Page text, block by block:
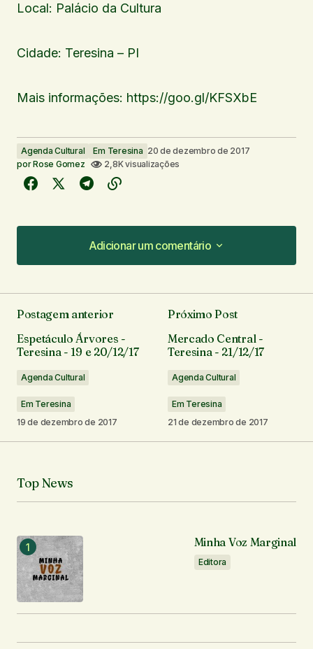
Local: Palácio da Cultura
Cidade: Teresina – PI
Mais informações: https://goo.gl/KFSXbE
Agenda Cultural Em Teresina 20 de dezembro de 2017
porRose Gomez 2,8K visualizações
Adicionar um comentário
Adicionar um comentário
O seu endereço de e-mail não será publicado.
Campos obrigatórios são marcados com*
Comentário
Notifique-me sobre novos comentários por e-mail.
Notifique-me sobre novas publicações por e-mail.
Postagem anterior
Espetáculo Árvores -
Teresina - 19 e 20/12/17
Agenda Cultural
Em Teresina
19 de dezembro de 2017
Próximo Post
Mercado Central -
Teresina - 21/12/17
Agenda Cultural
Em Teresina
21 de dezembro de 2017
Top News
Minha Voz Marginal
Editora